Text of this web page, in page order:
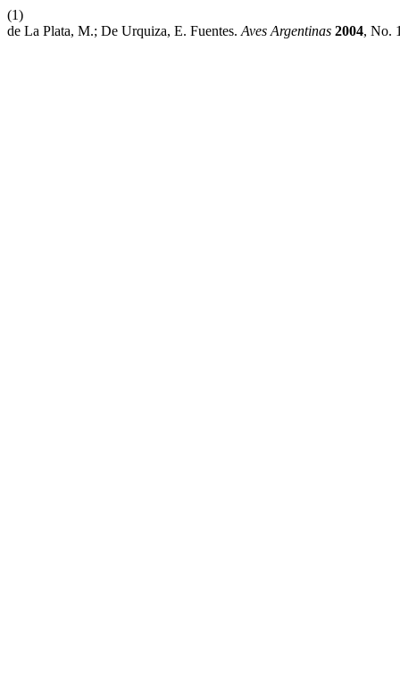
(1)
de La Plata, M.; De Urquiza, E. Fuentes. Aves Argentinas 2004, No.